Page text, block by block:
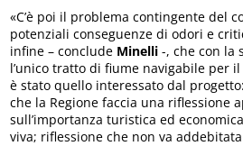
«C’è poi il problema contingente del
potenziali conseguenze di odori e
infine – conclude Minelli -, che con la
l’unico tratto di fiume navigabile per
è stato quello interessato dal
che la Regione faccia una riflessione
sull’importanza turistica ed
viva; riflessione che non va